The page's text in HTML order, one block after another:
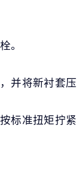
。
并将新衬套压
标准扭矩拧紧